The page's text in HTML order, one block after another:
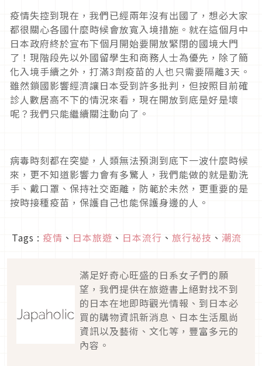
疫情失控到現在，我們已經兩年沒有出國了，想必大家
都很關心各國什麼時候會放寬入境措施。就在這個月中
日本政府終於宣布下個月開始要開放緊閉的國境大門
了！現階段先以外國留學生和商務人士為優先，除了簡
化入境手續之外，打滿3劑疫苗的人也只需要隔離3天。
雖然鎖國影響經濟讓日本受到許多批判，但按照目前確
診人數居高不下的情況來看，現在開放到底是好是壞
呢？我們只能繼續關注動向了。
病毒時刻都在突變，人類無法預測到底下一波什麼時候
來，更不知道影響力會有多驚人，我們能做的就是勤洗
手、戴口罩、保持社交距離，防範於未然，更重要的是
按時接種疫苗，保護自己也能保護身邊的人。
Tags : 疫情 、 日本旅遊 、 日本流行 、 旅行祕技 、 潮流
滿足好奇心旺盛的日系女子們的願
望，我們提供在旅遊書上絕對找不到
的日本在地即時觀光情報、到日本必
買的購物資訊新消息、日本生活風尚
資訊以及藝術、文化等，豐富多元的
內容。